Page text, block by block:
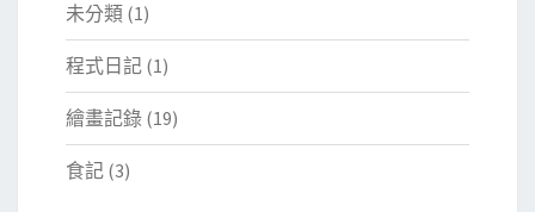
未分類 (1)
程式日記 (1)
繪畫記錄 (19)
食記 (3)